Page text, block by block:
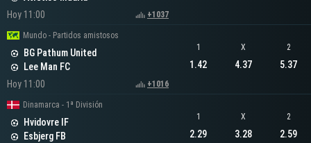
Hoy 11:00
+1037
Mundo - Partidos amistosos
BG Pathum United
Lee Man FC
Hoy 11:00
+1016
1
1.42
X
4.37
2
5.37
Dinamarca - 1ª División
Hvidovre IF
Esbjerg FB
1
2.29
X
3.28
2
2.59